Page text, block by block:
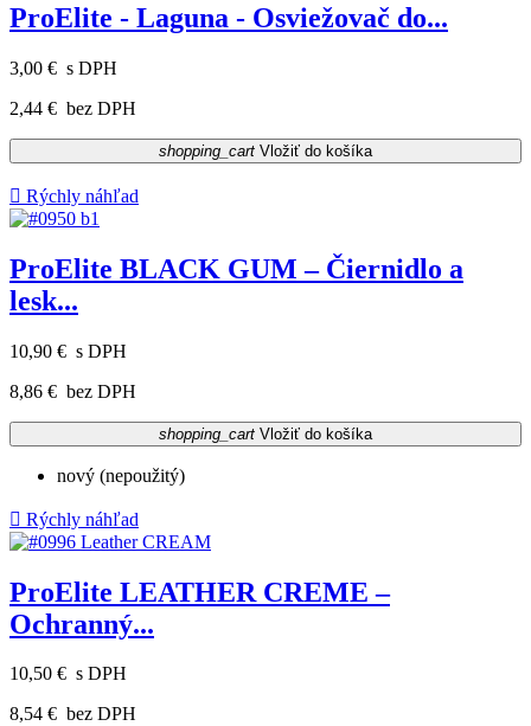
ProElite - Laguna - Osviežovač do...
3,00 € s DPH
2,44 € bez DPH
shopping_cart Vložiť do košíka
 Rýchly náhľad
ProElite BLACK GUM – Čiernidlo a
lesk...
10,90 € s DPH
8,86 € bez DPH
shopping_cart Vložiť do košíka
nový (nepoužitý)
 Rýchly náhľad
ProElite LEATHER CREME –
Ochranný...
10,50 € s DPH
8,54 € bez DPH